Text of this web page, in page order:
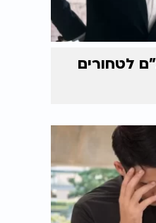
לטחורים